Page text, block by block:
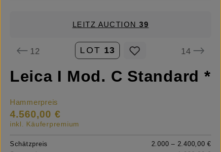
LEITZ AUCTION39
12 LOT 13 14
Leica I Mod. C Standard *
Hammerpreis
4.560,00 €
inkl. Käuferpremium
Schätzpreis
2.000 – 2.400,00 €